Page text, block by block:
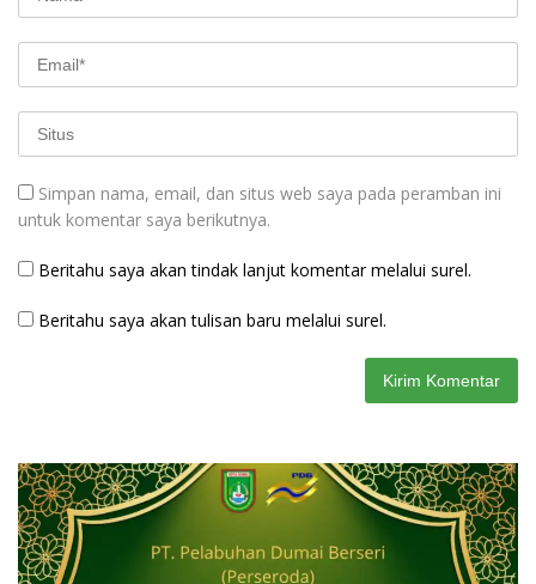
Simpan nama, email, dan situs web saya pada peramban ini
untuk komentar saya berikutnya.
Beritahu saya akan tindak lanjut komentar melalui surel.
Beritahu saya akan tulisan baru melalui surel.